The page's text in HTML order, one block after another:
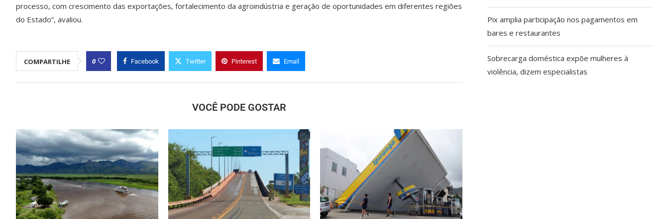
processo, com crescimento das exportações, fortalecimento da agroindústria e geração de oportunidades em diferentes regiões
do Estado”, avaliou.
COMPARTILHE 0 Facebook Twitter Pinterest Email
VOCÊ PODE GOSTAR
Pix amplia participação nos pagamentos em
bares e restaurantes
Sobrecarga doméstica expõe mulheres à
violência, dizem especialistas